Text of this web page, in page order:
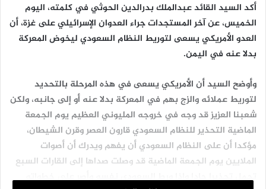
أكد السيد القائد عبدالملك بدرالدين الحوثي في كلمته، اليوم
الخميس، عن آخر المستجدات جراء العدوان الإسرائيلي على غزة، أن
العدو الأمريكي يسعى لتوريط النظام السعودي ليخوض المعركة
بدلا عنه في اليمن.
وأوضح السيد أن الأمريكي يسعى في هذه المرحلة بالتحديد
لتوريط عملائه والزج بهم في المعركة بدلا عنه أو إلى جانبه، ولكن
شعبنا العزيز قد وجه في خروجه المليوني العظيم يوم الجمعة
الماضية التحذير للنظام السعودي قارون العصر وقرن الشيطان،
مؤكدا أن على النظام السعودي أن يفهم ويدرك أن أصوات
الملايين يوم الجمعة الماضية قد وصلت صداها إلى القارات السبع
تحمل تحذيرا جادا وإذا ورط السعودي نفسه وأصر على خطواته